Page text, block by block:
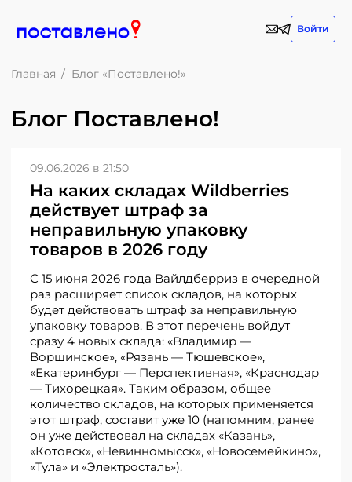
Войти
Главная Блог «Поставлено!»
Блог Поставлено!
09.06.2026 в 21:50
На каких складах Wildberries
действует штраф за
неправильную упаковку
товаров в 2026 году
С 15 июня 2026 года Вайлдберриз в очередной
раз расширяет список складов, на которых
будет действовать штраф за неправильную
упаковку товаров. В этот перечень войдут
сразу 4 новых склада: «Владимир —
Воршинское», «Рязань — Тюшевское»,
«Екатеринбург — Перспективная», «Краснодар
— Тихорецкая». Таким образом, общее
количество складов, на которых применяется
этот штраф, составит уже 10 (напомним, ранее
он уже действовал на складах «Казань»,
«Котовск», «Невинномысск», «Новосемейкино»,
«Тула» и «Электросталь»).